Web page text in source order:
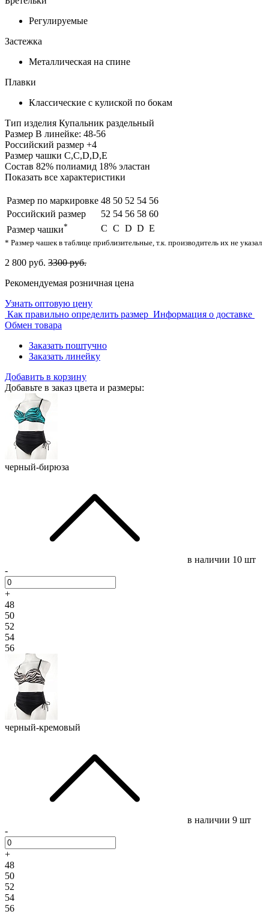
Регулируемые
Застежка
Металлическая на спине
Плавки
Классические с кулиской по бокам
Тип изделия Купальник раздельный
Размер В линейке: 48-56
Российский размер +4
Размер чашки C,С,D,D,E
Состав 82% полиамид 18% эластан
Показать все характеристики
Размер по маркировке 48 50 52 54 56
Российский размер
52 54 56 58 60
Размер чашки* C С D D E
* Размер чашек в таблице приблизительные, т.к. производитель их не указал
2 800 руб. 3300 руб.
Рекомендуемая розничная цена
Узнать оптовую цену
Как правильно определить размер Информация о доставке
Обмен товара
Заказать поштучно
Заказать линейку
Добавить в корзину
Добавьте в заказ цвета и размеры:
черный-бирюза
в наличии 10 шт
-
+
48
50
52
54
56
черный-кремовый
в наличии 9 шт
-
+
48
50
52
54
56